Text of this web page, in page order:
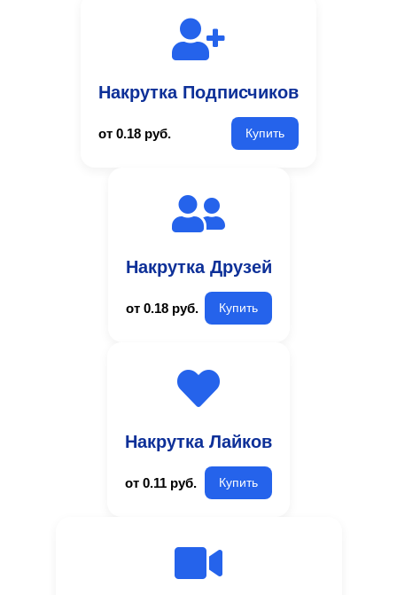
Накрутка Подписчиков
от 0.18 руб. Купить
Накрутка Друзей
от 0.18 руб. Купить
Накрутка Лайков
от 0.11 руб. Купить